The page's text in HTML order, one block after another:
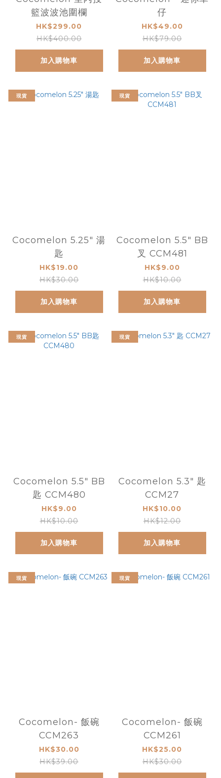
籃波波池圍欄
HK$299.00
HK$400.00
加入購物車
仔
HK$49.00
HK$79.00
加入購物車
現貨
Cocomelon 5.25" 湯
匙
HK$19.00
HK$30.00
加入購物車
現貨
Cocomelon 5.5" BB
叉 CCM481
HK$9.00
HK$10.00
加入購物車
現貨
Cocomelon 5.5" BB
匙 CCM480
HK$9.00
HK$10.00
加入購物車
現貨
Cocomelon 5.3" 匙
CCM27
HK$10.00
HK$12.00
加入購物車
現貨
Cocomelon- 飯碗
CCM263
HK$30.00
HK$39.00
現貨
Cocomelon- 飯碗
CCM261
HK$25.00
HK$30.00